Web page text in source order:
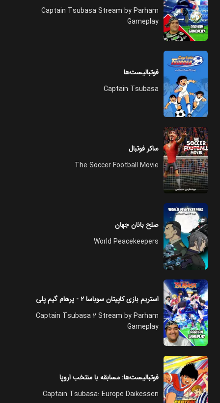
Captain Tsubasa Stream by Parham
Gameplay
فوتبالیست‌ها
Captain Tsubasa
ساکر فوتبال
The Soccer Football Movie
صلح‌ بانان جهان
World Peacekeepers
استریم بازی کاپیتان سوباسا ۲ - پرهام گیم پلی
Captain Tsubasa 2 Stream by Parham
Gameplay
فوتبالیست‌ها: مسابقه با منتخب اروپا
Captain Tsubasa: Europe Daikessen